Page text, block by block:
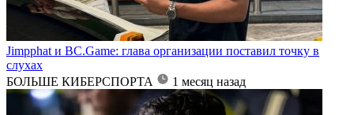
Jimpphat и BC.Game: глава организации поставил точку в
слухах
БОЛЬШЕ КИБЕРСПОРТА
1 месяц назад